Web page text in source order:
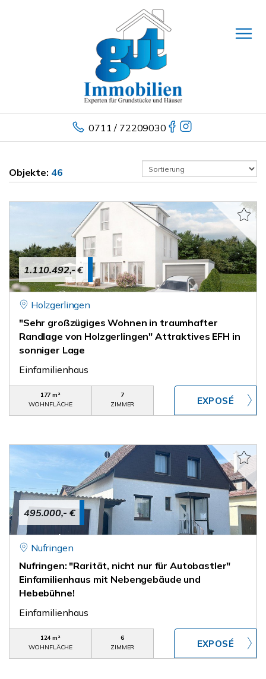
0711 / 72209030
Objekte: 46
1.110.492,- €
Holzgerlingen
"Sehr großzügiges Wohnen in traumhafter
Randlage von Holzgerlingen" Attraktives EFH in
sonniger Lage
Einfamilienhaus
177 m²
WOHNFLÄCHE
7
ZIMMER
495.000,- €
Nufringen
Nufringen: "Rarität, nicht nur für Autobastler"
Einfamilienhaus mit Nebengebäude und
Hebebühne!
Einfamilienhaus
124 m²
WOHNFLÄCHE
6
ZIMMER